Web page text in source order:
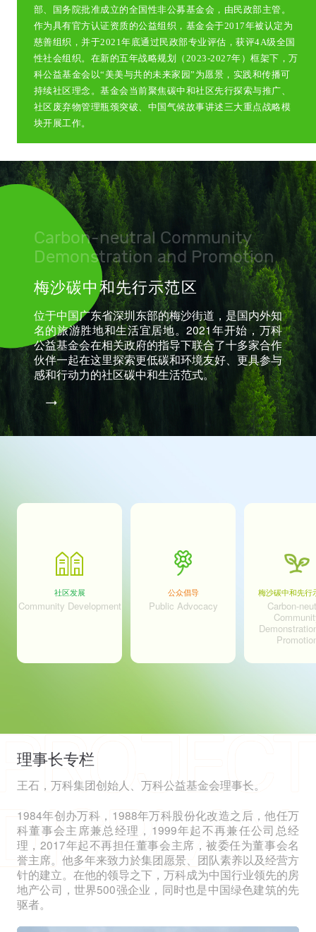
部、国务院批准成立的全国性非公募基金会，由民政部主管。
作为具有官方认证资质的公益组织，基金会于2017年被认定为
慈善组织，并于2021年底通过民政部专业评估，获评4A级全国
性社会组织。在新的五年战略规划（2023-2027年）框架下，万
科公益基金会以“美美与共的未来家园”为愿景，实践和传播可
持续社区理念。基金会当前聚焦碳中和社区先行探索与推广、
社区废弃物管理瓶颈突破、中国气候故事讲述三大重点战略模
块开展工作。
Carbon-neutral Community
Demonstration and Promotion
梅沙碳中和先行示范区
位于中国广东省深圳东部的梅沙街道，是国内外知
名的旅游胜地和生活宜居地。2021年开始，万科
公益基金会在相关政府的指导下联合了十多家合作
伙伴一起在这里探索更低碳和环境友好、更具参与
感和行动力的社区碳中和生活范式。
社区发展
Community Development
公众倡导
Public Advocacy
梅沙碳中和先行
Carbon-
理事长专栏
王石，万科集团创始人、万科公益基金会理事长。
1984年创办万科，1988年万科股份化改造之后，他任万
科董事会主席兼总经理，1999年起不再兼任公司总经
理，2017年起不再担任董事会主席，被委任为董事会名
誉主席。他多年来致力於集团愿景、团队素养以及经营方
针的建立。在他的领导之下，万科成为中国行业领先的房
地产公司，世界500强企业，同时也是中国绿色建筑的先
驱者。